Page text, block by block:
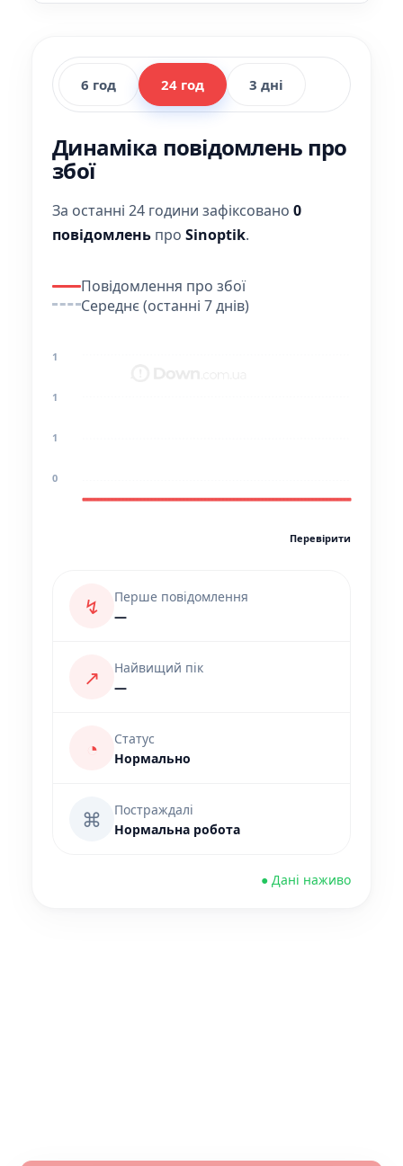
6 год 24 год 3 дні
Динаміка повідомлень про
збої
За останні 24 години зафіксовано 0
повідомлень про Sinoptik.
Повідомлення про збої
Середнє (останні 7 днів)
1
1
1
0
Перевірити
↯
Перше повідомлення
—
↗
Найвищий пік
—
◔
Статус
Нормально
⌘
Постраждалі
Нормальна робота
● Дані наживо